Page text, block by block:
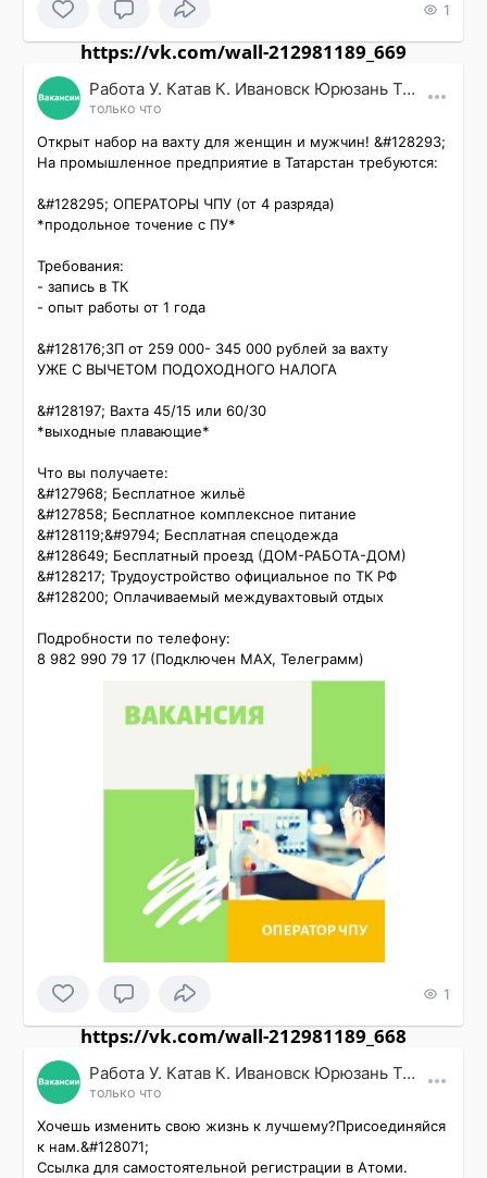
1
https://vk.com/wall-212981189_669
Работа У. Катав К. Ивановск Юрюзань Трехгорный
только что
Открыт набор на вахту для женщин и мужчин! &#128293;
На промышленное предприятие в Татарстан требуются:
&#128295; ОПЕРАТОРЫ ЧПУ (от 4 разряда)
*продольное точение с ПУ*
Требования:
- запись в ТК
- опыт работы от 1 года
&#128176;ЗП от 259 000- 345 000 рублей за вахту
УЖЕ С ВЫЧЕТОМ ПОДОХОДНОГО НАЛОГА
&#128197; Вахта 45/15 или 60/30
*выходные плавающие*
Что вы получаете:
&#127968; Бесплатное жильё
&#127858; Бесплатное комплексное питание
&#128119;‍&#9794; Бесплатная спецодежда
&#128649; Бесплатный проезд (ДОМ-РАБОТА-ДОМ)
&#128217; Трудоустройство официальное по ТК РФ
&#128200; Оплачиваемый междувахтовый отдых
Подробности по телефону:
8 982 990 79 17 (Подключен МАХ, Телеграмм)
1
https://vk.com/wall-212981189_668
Работа У. Катав К. Ивановск Юрюзань Трехгорный
только что
Хочешь изменить свою жизнь к лучшему?Присоединяйся
к нам.&#128071;
Ссылка для самостоятельной регистрации в Атоми.